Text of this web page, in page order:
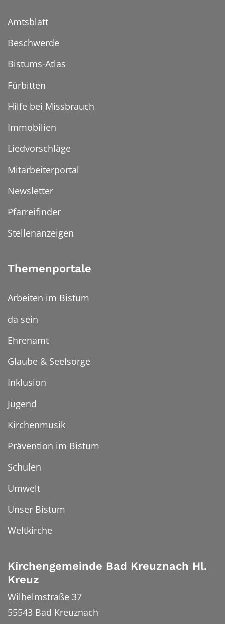
Amtsblatt
Beschwerde
Bistums-Atlas
Fürbitten
Hilfe bei Missbrauch
Immobilien
Liedvorschläge
Mitarbeiterportal
Newsletter
Pfarreifinder
Stellenanzeigen
Themenportale
Arbeiten im Bistum
da sein
Ehrenamt
Glaube & Seelsorge
Inklusion
Jugend
Kirchenmusik
Prävention im Bistum
Schulen
Umwelt
Unser Bistum
Weltkirche
Kirchengemeinde Bad Kreuznach Hl.
Kreuz
Wilhelmstraße 37
55543 Bad Kreuznach